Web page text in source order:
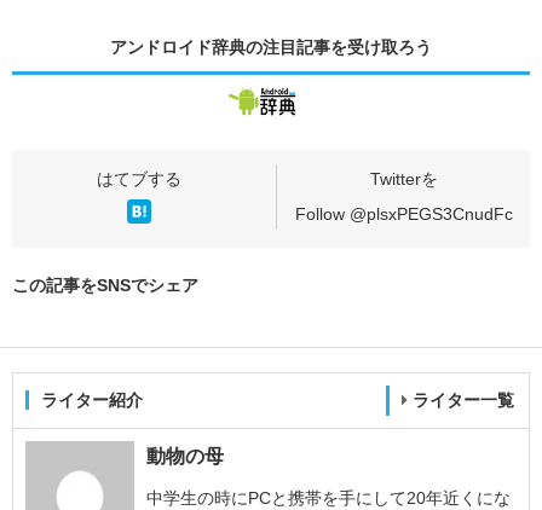
アンドロイド辞典の注目記事を受け取ろう
Follow @plsxPEGS3CnudFc
この記事をSNSでシェア
ライター紹介 ライター一覧
動物の母
中学生の時にPCと携帯を手にして20年近くにな